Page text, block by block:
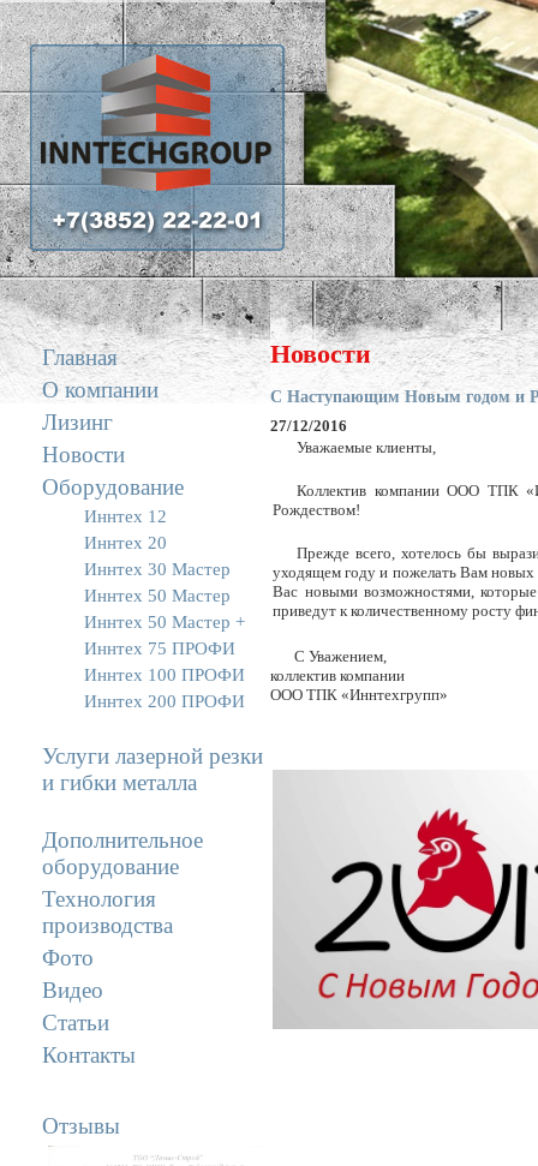
Главная
О компании
Лизинг
Новости
Оборудование
Иннтех 12
Иннтех 20
Иннтех 30 Мастер
Иннтех 50 Мастер
Иннтех 50 Мастер +
Иннтех 75 ПРОФИ
Иннтех 100 ПРОФИ
Иннтех 200 ПРОФИ
Услуги лазерной резки
и гибки металла
Дополнительное
оборудование
Технология
производства
Фото
Видео
Статьи
Контакты
Отзывы
Новости
С Наступающим Новым годом и
27/12/2016
Уважаемые клиенты,
Коллектив компании ООО ТПК
Рождеством!
Прежде всего, хотелось бы
уходящем году и пожелать Вам
Вас новыми возможностями,
приведут к количественному росту
С Уважением,
коллектив компании
ООО ТПК «Иннтехгрупп»
Задать вопрос